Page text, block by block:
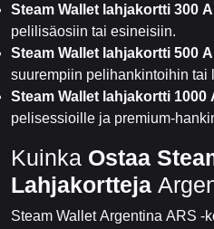
Steam Wallet lahjakortti 300
pelilisäosiin tai esineisiin.
Steam Wallet lahjakortti 500
suurempiin pelihankintoihin tai
Steam Wallet lahjakortti 1000
pelisessioille ja premium-
Kuinka Ostaa
Lahjakortteja
Steam Wallet Argentina ARS -